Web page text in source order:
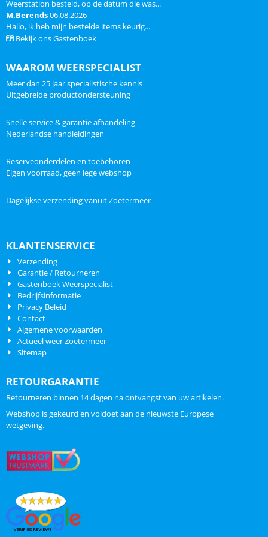
Weerstation besteld, op de datum die was...
M.Berends06.08.2026
Hallo, ik heb mijn bestelde items keurig...
Bekijk ons Gastenboek
WAAROM WEERSPECIALIST
Meer dan 25 jaar specialistische kennis
Uitgebreide productondersteuning
Snelle service & garantie afhandeling
Nederlandse handleidingen
Reserveonderdelen en toebehoren
Eigen voorraad, geen lege webshop
Dagelijkse verzending vanuit Zoetermeer
KLANTENSERVICE
Verzending
Garantie / Retourneren
Gastenboek Weerspecialist
Bedrijfsinformatie
Privacy Beleid
Contact
Algemene voorwaarden
Actueel weer Zoetermeer
Sitemap
RETOURGARANTIE
Retourneren binnen 14 dagen na ontvangst van uw artikelen.
Webshop is gekeurd en voldoet aan de nieuwste Europese
wetgeving.